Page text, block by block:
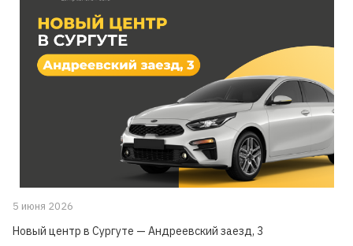
5 июня 2026
Новый центр в Сургуте — Андреевский заезд, 3